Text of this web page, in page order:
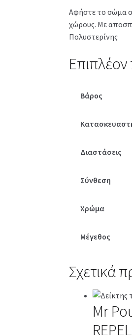
Αφήστε το σώμα
χώρους. Με
Πολυστερίνης
Βάρος
Διαστάσεις
Σύνθεση
Χρώμα
Μέγεθος
Σχετικά
Mr